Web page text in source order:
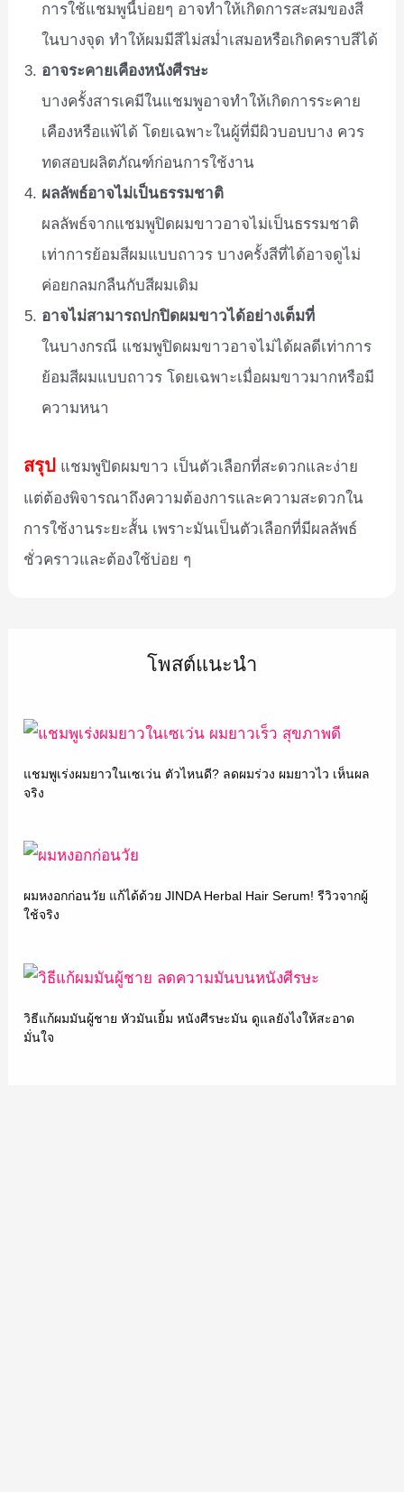
การใช้แชมพูนี้บ่อยๆ อาจทำให้เกิดการสะสมของสี
ในบางจุด ทำให้ผมมีสีไม่สม่ำเสมอหรือเกิดคราบสีได้
อาจระคายเคืองหนังศีรษะ
บางครั้งสารเคมีในแชมพูอาจทำให้เกิดการระคาย
เคืองหรือแพ้ได้ โดยเฉพาะในผู้ที่มีผิวบอบบาง ควร
ทดสอบผลิตภัณฑ์ก่อนการใช้งาน
ผลลัพธ์อาจไม่เป็นธรรมชาติ
ผลลัพธ์จากแชมพูปิดผมขาวอาจไม่เป็นธรรมชาติ
เท่าการย้อมสีผมแบบถาวร บางครั้งสีที่ได้อาจดูไม่
ค่อยกลมกลืนกับสีผมเดิม
อาจไม่สามารถปกปิดผมขาวได้อย่างเต็มที่
ในบางกรณี แชมพูปิดผมขาวอาจไม่ได้ผลดีเท่าการ
ย้อมสีผมแบบถาวร โดยเฉพาะเมื่อผมขาวมากหรือมี
ความหนา
สรุป แชมพูปิดผมขาว เป็นตัวเลือกที่สะดวกและง่าย
แต่ต้องพิจารณาถึงความต้องการและความสะดวกใน
การใช้งานระยะสั้น เพราะมันเป็นตัวเลือกที่มีผลลัพธ์
ชั่วคราวและต้องใช้บ่อย ๆ
โพสต์แนะนำ
แชมพูเร่งผมยาวในเซเว่น ตัวไหนดี? ลดผมร่วง ผมยาวไว เห็นผล
จริง
ผมหงอกก่อนวัย แก้ได้ด้วย JINDA Herbal Hair Serum! รีวิวจากผู้
ใช้จริง
วิธีแก้ผมมันผู้ชาย หัวมันเยิ้ม หนังศีรษะมัน ดูแลยังไงให้สะอาด
มั่นใจ